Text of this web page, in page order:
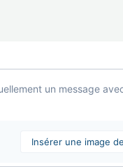
un message
Insérer une image